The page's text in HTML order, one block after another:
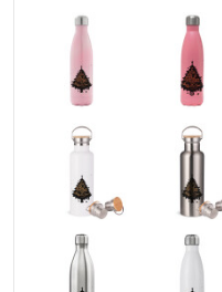
Βιδωτό καπάκι με
κλείσιμο
Ανακυκλώσιμο